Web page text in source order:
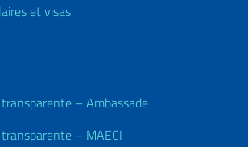
et visas
– Ambassade
– MAECI